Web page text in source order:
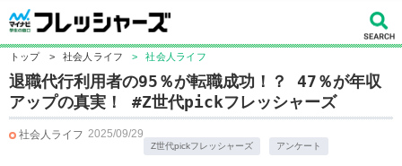
トップ > 社会人ライフ > 社会人ライフ
退職代行利用者の95％が転職成功！？ 47％が年収
アップの真実！ #Z世代pickフレッシャーズ
社会人ライフ 2025/09/29
Z世代pickフレッシャーズ アンケート